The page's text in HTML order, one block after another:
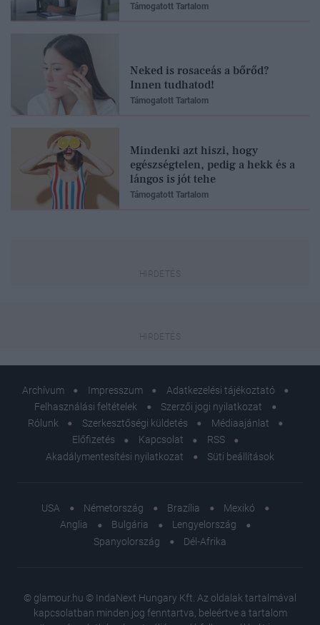
Támogatott Tartalom
Neked is rosaceás a bőrőd?
Innen tudhatod!
Támogatott Tartalom
Mindenki azt hiszi, hogy
egészségtelen, pedig a hekk és a
lángos is jót tehe
Támogatott Tartalom
Archívum Impresszum
Adatkezelési tájékoztató
Felhasználási feltételek
Szerzői jogi nyilatkozat
Rólunk
Szerkesztőségi küldetés
Médiaajánlat
Előfizetés
Kapcsolat
RSS
Akadálymentesítési nyilatkozat
Süti beállítások
USA Németország Brazília
Mexikó
Anglia
Bulgária
Lengyelország
Spanyolország
Dél-Afrika
© glamour.hu © IndaNext Hungary Kft. Az oldalak tartalmával
kapcsolatban minden jog fenntartva, beleértve a tartalom